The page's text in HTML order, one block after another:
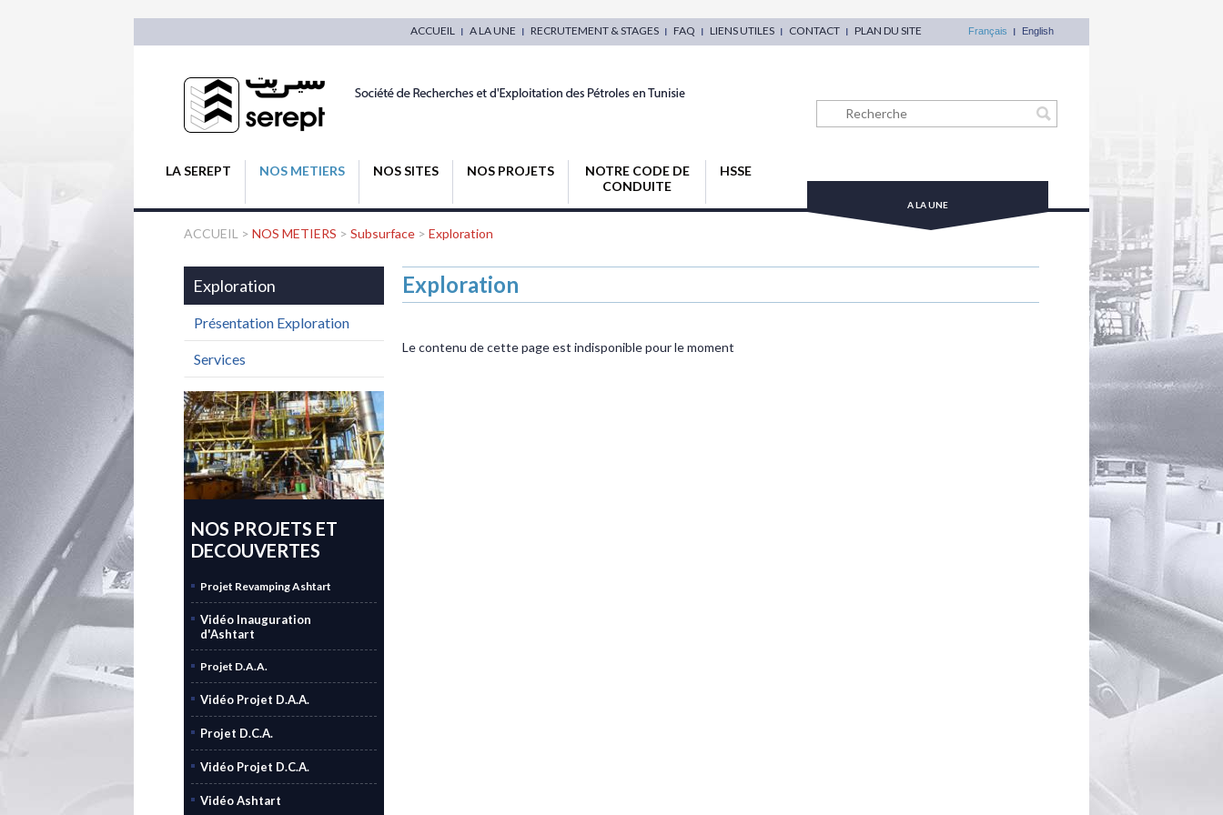
Français English
ACCUEIL A LA UNE RECRUTEMENT & STAGES FAQ LIENS UTILES CONTACT PLAN DU SITE
A LA UNE
LA SEREPT NOS METIERS NOS SITES NOS PROJETS
NOTRE CODE DE
CONDUITE
HSSE
ACCUEIL > NOS METIERS > Subsurface > Exploration
Exploration
Le contenu de cette page est indisponible pour le moment
Exploration
Présentation Exploration
Services
NOS PROJETS ET
DECOUVERTES
Projet Revamping Ashtart
Vidéo Inauguration
d'Ashtart
Projet D.A.A.
Vidéo Projet D.A.A.
Projet D.C.A.
Vidéo Projet D.C.A.
Vidéo Ashtart